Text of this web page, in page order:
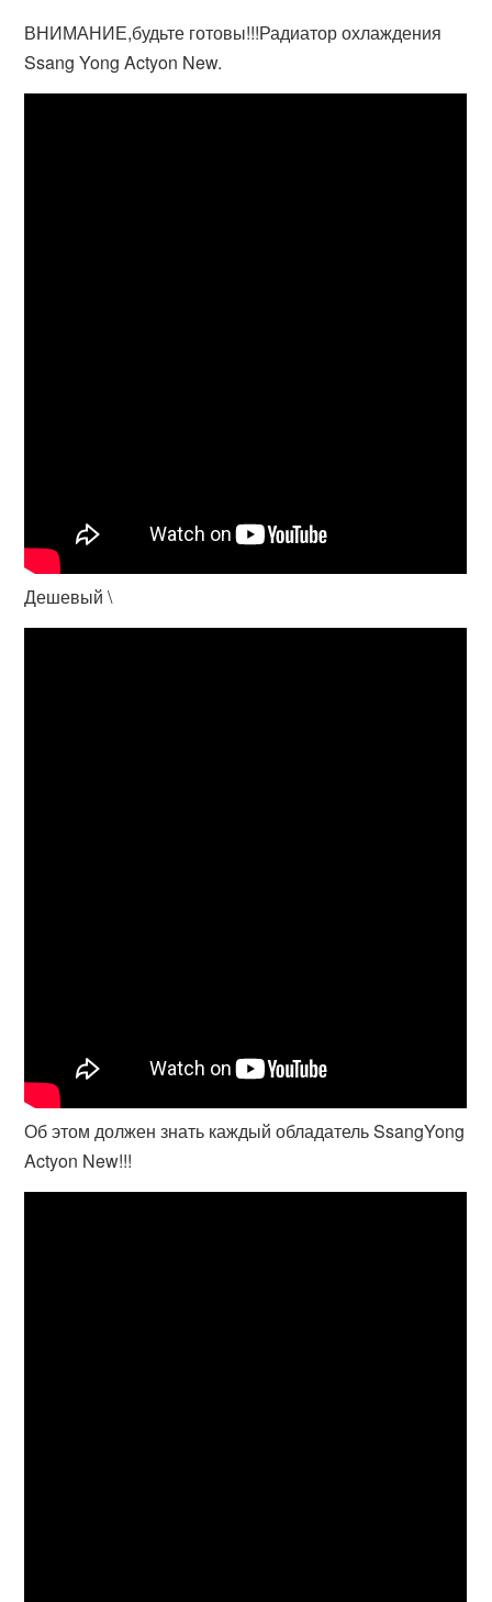
ВНИМАНИЕ,будьте готовы!!!Радиатор охлаждения
Ssang Yong Actyon New.
Дешевый \
Об этом должен знать каждый обладатель SsangYong
Actyon New!!!